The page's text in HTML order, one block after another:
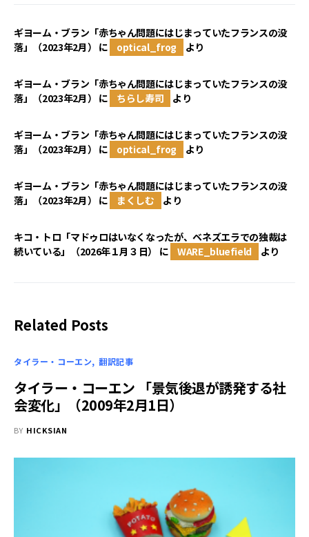
ギヨーム・ブラン「赤ちゃん問題にはじまっていたフランスの没
落」（2023年2月） に optical_frog より
ギヨーム・ブラン「赤ちゃん問題にはじまっていたフランスの没
落」（2023年2月） に ちらし寿司 より
ギヨーム・ブラン「赤ちゃん問題にはじまっていたフランスの没
落」（2023年2月） に optical_frog より
ギヨーム・ブラン「赤ちゃん問題にはじまっていたフランスの没
落」（2023年2月） に まくしむ より
キコ・トロ「マドゥロはいなくなったが、ベネズエラでの独裁は
続いている」（2026年１月３日）
に WARE_bluefield より
Related Posts
タイラー・コーエン 翻訳記事
タイラー・コーエン 「景気後退が誘発する社
会変化」（2009年2月1日）
BY HICKSIAN